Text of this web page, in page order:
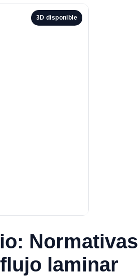
3D disponible
Normativas
laminar